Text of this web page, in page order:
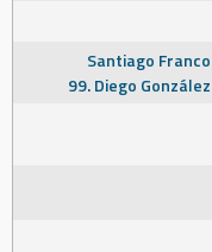
Santiago Franco
99. Diego González